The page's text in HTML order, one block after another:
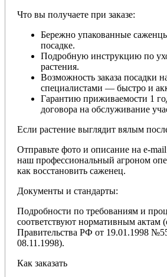
Что вы получаете при заказе:
Бережно упакованные
посадке.
Подробную инструкцию по
растения.
Возможность заказа посадки
специалистами — быстро и
Гарантию приживаемости 1
договора на обслуживание
Если растение выглядит вялым
Отправьте фото и описание на e-mail
наш профессиональный агроном
как восстановить саженец.
Документы и стандарты:
Подробности по требованиям и
соответствуют нормативным актам
Правительства РФ от 19.01.1998
08.11.1998).
Как заказать